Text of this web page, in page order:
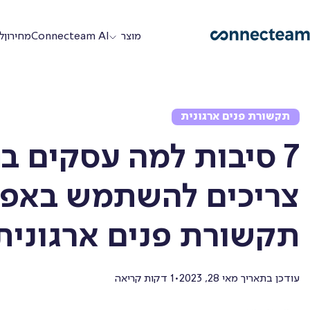
מוצר Connecteam AIמחירון
תקשורת פנים ארגונית
7 סיבות למה עסקים
צריכים להשתמש
תקשורת פנים ארגונית
עודכן בתאריך מאי 28, 2023 • 1 דקות קריאה